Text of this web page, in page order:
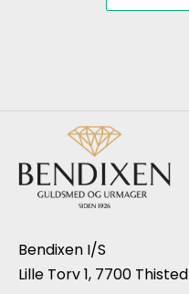
Bendixen I/S
Lille Torv 1, 7700 Thisted